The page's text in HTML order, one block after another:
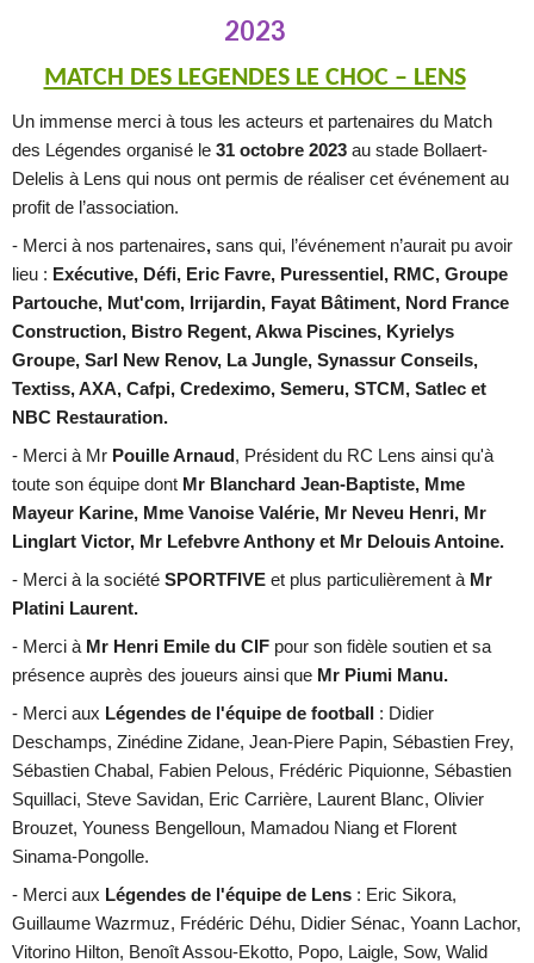
2023
MATCH DES LEGENDES LE CHOC – LENS
Un immense merci à tous les acteurs et partenaires du Match
des Légendes organisé le 31 octobre 2023 au stade Bollaert-
Delelis à Lens qui nous ont permis de réaliser cet événement au
profit de l’association.
- Merci à nos partenaires, sans qui, l’événement n’aurait pu avoir
lieu : Exécutive, Défi, Eric Favre, Puressentiel, RMC, Groupe
Partouche, Mut'com, Irrijardin, Fayat Bâtiment, Nord France
Construction, Bistro Regent, Akwa Piscines, Kyrielys
Groupe, Sarl New Renov, La Jungle, Synassur Conseils,
Textiss, AXA, Cafpi, Credeximo, Semeru, STCM, Satlec et
NBC Restauration.
- Merci à Mr Pouille Arnaud , Président du RC Lens ainsi qu'à
toute son équipe dont Mr Blanchard Jean-Baptiste, Mme
Mayeur Karine, Mme Vanoise Valérie, Mr Neveu Henri, Mr
Linglart Victor, Mr Lefebvre Anthony et Mr Delouis Antoine.
- Merci à la société SPORTFIVE et plus particulièrement à Mr
Platini Laurent.
- Merci à Mr Henri Emile du CIF pour son fidèle soutien et sa
présence auprès des joueurs ainsi que Mr Piumi Manu.
- Merci aux Légendes de l'équipe de football
: Didier
Deschamps, Zinédine Zidane, Jean-Piere Papin, Sébastien Frey,
Sébastien Chabal, Fabien Pelous, Frédéric Piquionne, Sébastien
Squillaci, Steve Savidan, Eric Carrière, Laurent Blanc, Olivier
Brouzet, Youness Bengelloun, Mamadou Niang et Florent
Sinama-Pongolle.
- Merci aux Légendes de l'équipe de Lens : Eric Sikora,
Guillaume Wazrmuz, Frédéric Déhu, Didier Sénac, Yoann Lachor,
Vitorino Hilton, Benoît Assou-Ekotto, Popo, Laigle, Sow, Walid